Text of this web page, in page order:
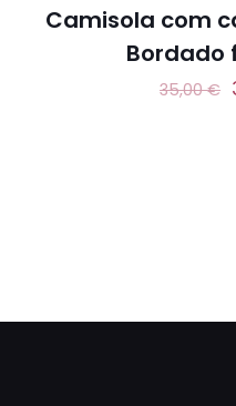
-11%
Camisola com
Bordado
35,00€